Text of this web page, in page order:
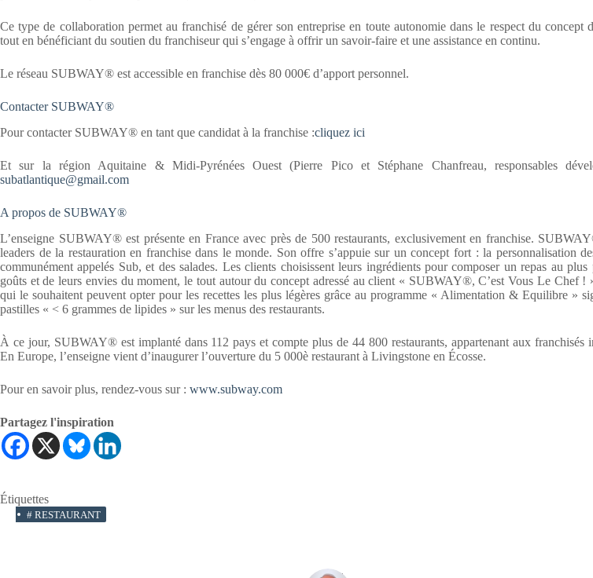
Ce type de collaboration permet au franchisé de gérer son entreprise en toute autonomie dans le respect du concept
tout en bénéficiant du soutien du franchiseur qui s’engage à offrir un savoir-faire et une assistance en continu.
Le réseau SUBWAY® est accessible en franchise dès 80 000€ d’apport personnel.
Contacter SUBWAY®
Pour contacter SUBWAY® en tant que candidat à la franchise :cliquez ici
Et sur la région Aquitaine & Midi-Pyrénées Ouest (Pierre Pico et Stéphane Chanfreau, responsables
subatlantique@gmail.com
A propos de SUBWAY®
L’enseigne SUBWAY® est présente en France avec près de 500 restaurants, exclusivement en franchise.
leaders de la restauration en franchise dans le monde. Son offre s’appuie sur un concept fort : la personnalisation
communément appelés Sub, et des salades. Les clients choisissent leurs ingrédients pour composer un repas au plus
goûts et de leurs envies du moment, le tout autour du concept adressé au client « SUBWAY®, C’est Vous Le Chef !
qui le souhaitent peuvent opter pour les recettes les plus légères grâce au programme « Alimentation & Equilibre »
pastilles « < 6 grammes de lipides » sur les menus des restaurants.
À ce jour, SUBWAY® est implanté dans 112 pays et compte plus de 44 800 restaurants, appartenant aux franchisés
En Europe, l’enseigne vient d’inaugurer l’ouverture du 5 000è restaurant à Livingstone en Écosse.
Pour en savoir plus, rendez-vous sur : www.subway.com
Partagez l'inspiration
Étiquettes
# RESTAURANT